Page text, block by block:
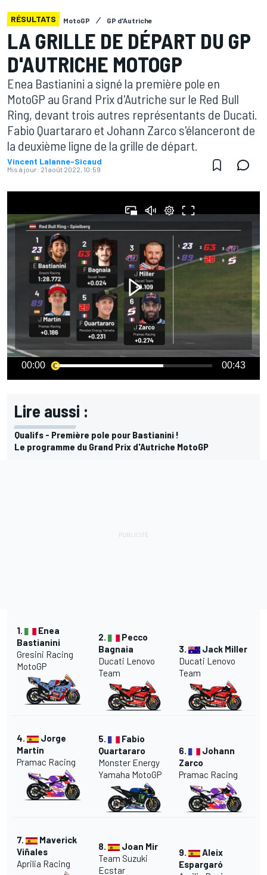
RÉSULTATS MotoGP GP d'Autriche
LA GRILLE DE DÉPART DU GP
D'AUTRICHE MOTOGP
Enea Bastianini a signé la première pole en
MotoGP au Grand Prix d'Autriche sur le Red Bull
Ring, devant trois autres représentants de Ducati.
Fabio Quartararo et Johann Zarco s'élanceront de
la deuxième ligne de la grille de départ.
Vincent Lalanne-Sicaud
Mis à jour: 21 août 2022, 10:59
00:00 00:43
Lire aussi :
Qualifs - Première pole pour Bastianini !
Le programme du Grand Prix d'Autriche MotoGP
1.
Enea
Bastianini
Gresini Racing
MotoGP
2.
Pecco
Bagnaia
Ducati Lenovo
Team
3.
Jack Miller
Ducati Lenovo
Team
4.
Jorge
Martín
Pramac Racing
5.
Fabio
Quartararo
Monster Energy
Yamaha MotoGP
6.
Johann
Zarco
Pramac Racing
7.
Maverick
Viñales
Aprilia Racing
8.
Joan Mir
Team Suzuki
Ecstar
9.
Aleix
Espargaró